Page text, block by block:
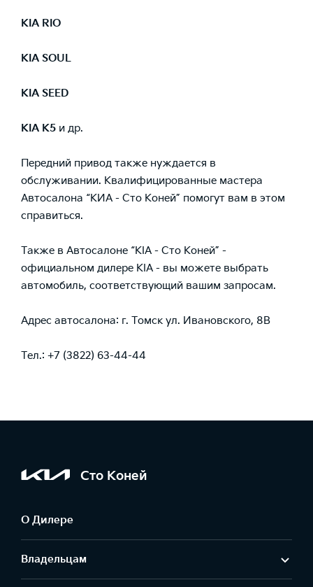
KIA RIO
KIA SOUL
KIA SEED
KIA K5 и др.
Передний привод также нуждается в
обслуживании. Квалифицированные мастера
Автосалона “КИА - Сто Коней” помогут вам в этом
справиться.
Также в Автосалоне “KIA - Сто Коней” -
официальном дилере KIA - вы можете выбрать
автомобиль, соответствующий вашим запросам.
Адрес автосалона: г. Томск ул. Ивановского, 8В
Тел.: +7 (3822) 63-44-44
Сто Коней
О Дилере
Владельцам